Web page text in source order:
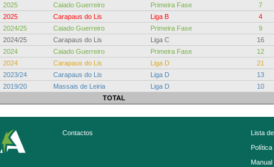
2025
Caiado Guerreiro Primeira Fase
7
2025
Carapaus do Lis Liga B
4
2024/25
Caiado Guerreiro Primeira Fase
9
2024/25
Carapaus do Lis Liga C
16
2024
Caiado Guerreiro Primeira Fase
12
2024
Carapaus do Lis Liga D
21
2023/24
Carapaus do Lis Liga D
13
2019/20
Massais de Leiria Liga D
10
TOTAL
Contactos
Lista
Política